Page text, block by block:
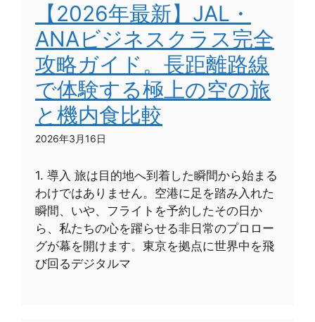
【2026年最新】JAL・
ANAビジネスクラス完全
攻略ガイド。長距離路線
で体験する極上の空の旅
と機内食比較
2026年3月16日
1. 導入 旅は目的地へ到着した瞬間から始まる
わけではありません。空港に足を踏み入れた
瞬間、いや、フライトを予約したその日か
ら、私たちの心を躍らせる非日常のプロロー
グが幕を開けます。東京を拠点に世界中を飛
び回るデジタルマ